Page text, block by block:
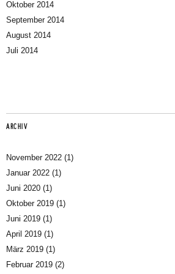
Oktober 2014
September 2014
August 2014
Juli 2014
ARCHIV
November 2022 (1)
Januar 2022 (1)
Juni 2020 (1)
Oktober 2019 (1)
Juni 2019 (1)
April 2019 (1)
März 2019 (1)
Februar 2019 (2)